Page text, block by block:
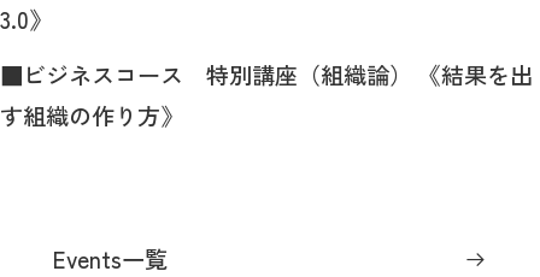
3.0》
■ビジネスコース 特別講座（組織論） 《結果を出
す組織の作り方》
Events一覧